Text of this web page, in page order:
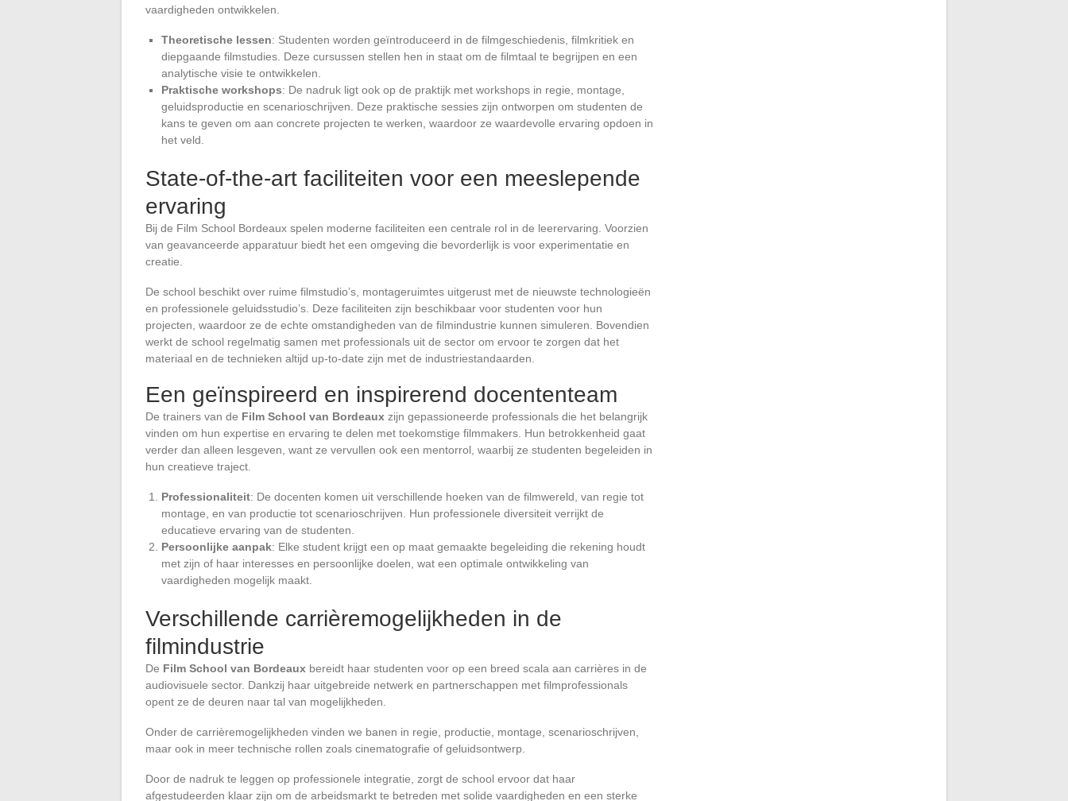
vaardigheden ontwikkelen.
Theoretische lessen: Studenten worden geïntroduceerd in de filmgeschiedenis, filmkritiek en
diepgaande filmstudies. Deze cursussen stellen hen in staat om de filmtaal te begrijpen en een
analytische visie te ontwikkelen.
Praktische workshops: De nadruk ligt ook op de praktijk met workshops in regie, montage,
geluidsproductie en scenarioschrijven. Deze praktische sessies zijn ontworpen om studenten de
kans te geven om aan concrete projecten te werken, waardoor ze waardevolle ervaring opdoen in
het veld.
State-of-the-art faciliteiten voor een meeslepende
ervaring
Bij de Film School Bordeaux spelen moderne faciliteiten een centrale rol in de leerervaring. Voorzien
van geavanceerde apparatuur biedt het een omgeving die bevorderlijk is voor experimentatie en
creatie.
De school beschikt over ruime filmstudio’s, montageruimtes uitgerust met de nieuwste technologieën
en professionele geluidsstudio’s. Deze faciliteiten zijn beschikbaar voor studenten voor hun
projecten, waardoor ze de echte omstandigheden van de filmindustrie kunnen simuleren. Bovendien
werkt de school regelmatig samen met professionals uit de sector om ervoor te zorgen dat het
materiaal en de technieken altijd up-to-date zijn met de industriestandaarden.
Een geïnspireerd en inspirerend docententeam
De trainers van de Film School van Bordeaux zijn gepassioneerde professionals die het belangrijk
vinden om hun expertise en ervaring te delen met toekomstige filmmakers. Hun betrokkenheid gaat
verder dan alleen lesgeven, want ze vervullen ook een mentorrol, waarbij ze studenten begeleiden in
hun creatieve traject.
Professionaliteit: De docenten komen uit verschillende hoeken van de filmwereld, van regie tot
montage, en van productie tot scenarioschrijven. Hun professionele diversiteit verrijkt de
educatieve ervaring van de studenten.
Persoonlijke aanpak: Elke student krijgt een op maat gemaakte begeleiding die rekening houdt
met zijn of haar interesses en persoonlijke doelen, wat een optimale ontwikkeling van
vaardigheden mogelijk maakt.
Verschillende carrièremogelijkheden in de
filmindustrie
De Film School van Bordeaux bereidt haar studenten voor op een breed scala aan carrières in de
audiovisuele sector. Dankzij haar uitgebreide netwerk en partnerschappen met filmprofessionals
opent ze de deuren naar tal van mogelijkheden.
Onder de carrièremogelijkheden vinden we banen in regie, productie, montage, scenarioschrijven,
maar ook in meer technische rollen zoals cinematografie of geluidsontwerp.
Door de nadruk te leggen op professionele integratie, zorgt de school ervoor dat haar
afgestudeerden klaar zijn om de arbeidsmarkt te betreden met solide vaardigheden en een sterke